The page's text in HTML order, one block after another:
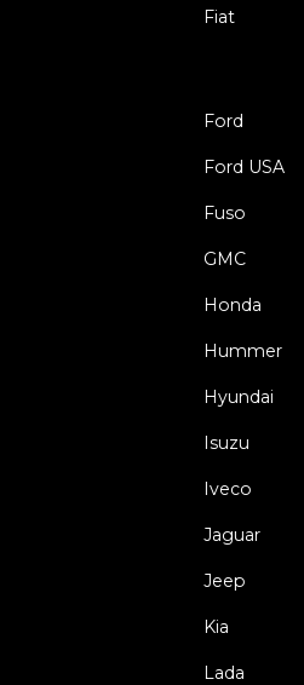
Fiat
Ford
Ford USA
Fuso
GMC
Honda
Hummer
Hyundai
Isuzu
Iveco
Jaguar
Jeep
Kia
Lada